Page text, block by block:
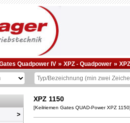
Quadpower IV » XPZ - Quadpower »
XPZ 1150
[Keilriemen Gates QUAD-Power XPZ 1150]